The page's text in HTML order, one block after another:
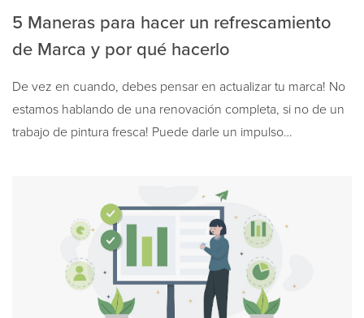
5 Maneras para hacer un refrescamiento
de Marca y por qué hacerlo
De vez en cuando, debes pensar en actualizar tu marca! No
estamos hablando de una renovación completa, si no de un
trabajo de pintura fresca! Puede darle un impulso…